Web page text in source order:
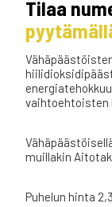
Tilaa
vaihtoehtoisten
muillakin
Puhelun hinta